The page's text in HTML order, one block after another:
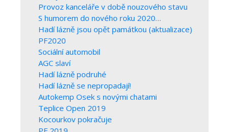
Provoz kanceláře v době nouzového stavu
S humorem do nového roku 2020…
Hadí lázně jsou opět památkou (aktualizace)
PF2020
Sociální automobil
AGC slaví
Hadí lázně podruhé
Hadí lázně se nepropadají!
Autokemp Osek s novými chatami
Teplice Open 2019
Kocourkov pokračuje